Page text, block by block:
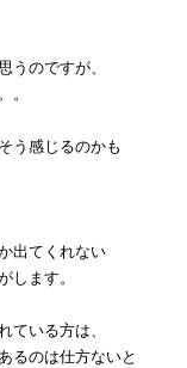
うのですが、
。
う感じるのかも
出てくれない
します。
ている方は、
るのは仕方ないと